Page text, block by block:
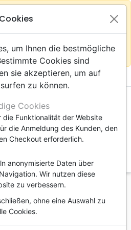
Webseite Europa bleiben close
der Bibel Schweiz
shopping_cart
Suche
Biographien, Zeugnisse
la vie - Pdf
um Ihnen die bestmögliche
Cookies sind
sie akzeptieren, um auf
zu können.
Cookies
die Funktionalität der Website
die Anmeldung des Kunden, den
Checkout erforderlich.
anonymisierte Daten über
Wir nutzen diese
zu verbessern.
ohne eine Auswahl zu
Cookies.